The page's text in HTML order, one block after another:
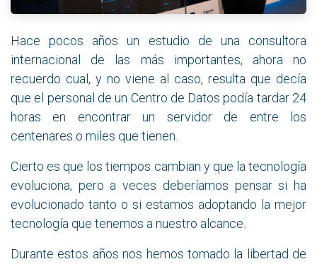
Hace pocos años un estudio de una consultora
internacional de las más importantes, ahora no
recuerdo cual, y no viene al caso, resulta que decía
que el personal de un Centro de Datos podía tardar 24
horas en encontrar un servidor de entre los
centenares o miles que tienen.
Cierto es que los tiempos cambian y que la tecnología
evoluciona, pero a veces deberíamos pensar si ha
evolucionado tanto o si estamos adoptando la mejor
tecnología que tenemos a nuestro alcance.
Durante estos años nos hemos tomado la libertad de